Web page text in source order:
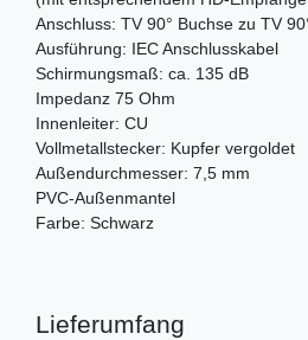
Anschluss: TV 90° Buchse zu TV
Ausführung: IEC Anschlusskabel
Schirmungsmaß: ca. 135 dB
Impedanz 75 Ohm
Innenleiter: CU
Vollmetallstecker: Kupfer vergoldet
Außendurchmesser: 7,5 mm
PVC-Außenmantel
Farbe: Schwarz
Lieferumfang